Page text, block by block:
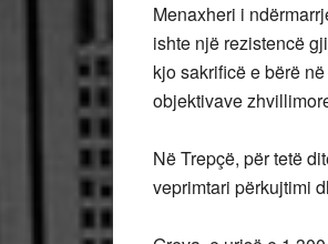
Menaxheri i
ishte një rezistencë
kjo sakrificë e bërë
objektivave
Në Trepçë, për tetë
veprimtari përkujtimi